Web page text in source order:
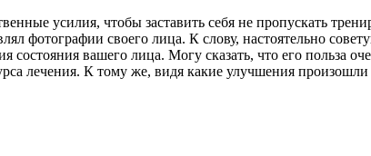
усилия, чтобы заставить себя не пропускать
фотографии своего лица. К слову, настоятельно
состояния вашего лица. Могу сказать, что его польза
лечения. К тому же, видя какие улучшения